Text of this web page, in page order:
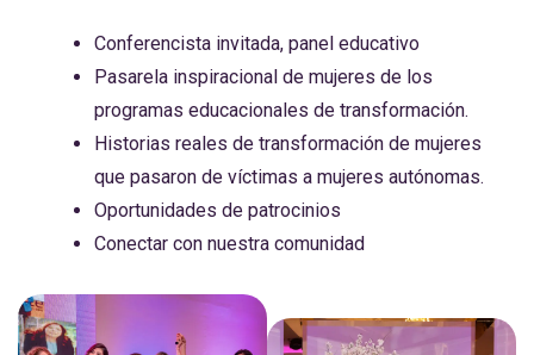
Conferencista invitada, panel educativo
Pasarela inspiracional de mujeres de los
programas educacionales de transformación.
Historias reales de transformación de mujeres
que pasaron de víctimas a mujeres autónomas.
Oportunidades de patrocinios
Conectar con nuestra comunidad